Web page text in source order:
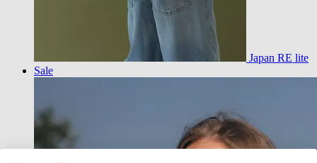
Japan RE lite
Sale